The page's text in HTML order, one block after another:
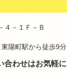
４－１Ｆ－Ｂ
陽町駅から徒歩9分
合わせはお気軽に